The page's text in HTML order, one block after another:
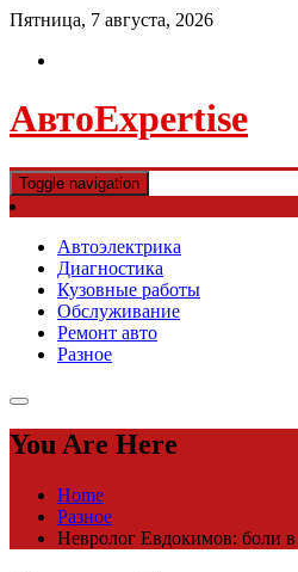
Пятница, 7 августа, 2026
АвтоExpertise
Toggle navigation
Автоэлектрика
Диагностика
Кузовные работы
Обслуживание
Ремонт авто
Разное
You Are Here
Home
Разное
Невролог Евдокимов: боли в